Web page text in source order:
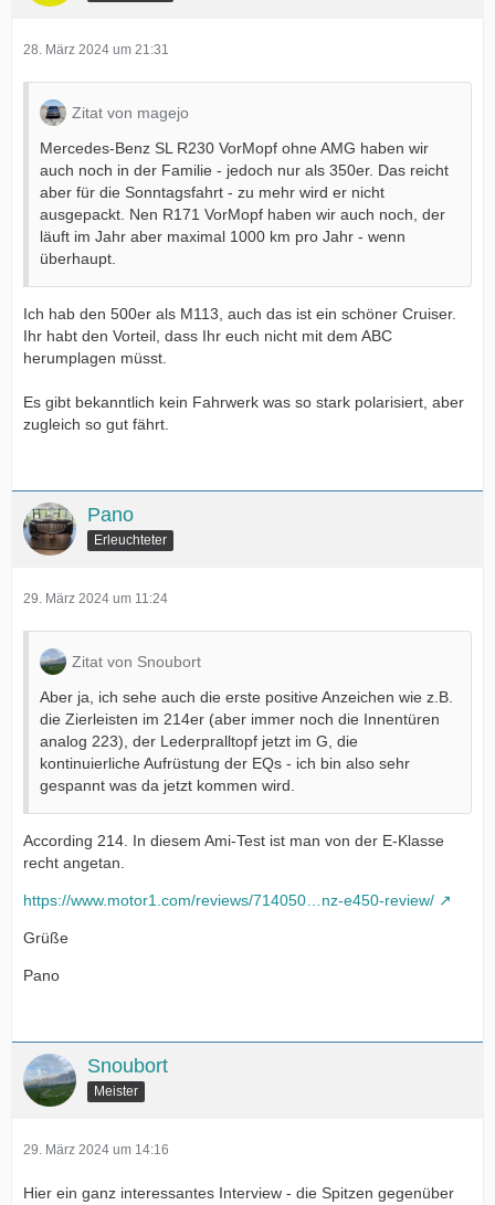
28. März 2024 um 21:31
Zitat von magejo
Mercedes-Benz SL R230 VorMopf ohne AMG haben wir
auch noch in der Familie - jedoch nur als 350er. Das reicht
aber für die Sonntagsfahrt - zu mehr wird er nicht
ausgepackt. Nen R171 VorMopf haben wir auch noch, der
läuft im Jahr aber maximal 1000 km pro Jahr - wenn
überhaupt.
Ich hab den 500er als M113, auch das ist ein schöner Cruiser.
Ihr habt den Vorteil, dass Ihr euch nicht mit dem ABC
herumplagen müsst.
Es gibt bekanntlich kein Fahrwerk was so stark polarisiert, aber
zugleich so gut fährt.
Pano
Erleuchteter
29. März 2024 um 11:24
Zitat von Snoubort
Aber ja, ich sehe auch die erste positive Anzeichen wie z.B.
die Zierleisten im 214er (aber immer noch die Innentüren
analog 223), der Lederpralltopf jetzt im G, die
kontinuierliche Aufrüstung der EQs - ich bin also sehr
gespannt was da jetzt kommen wird.
According 214. In diesem Ami-Test ist man von der E-Klasse
recht angetan.
https://www.motor1.com/reviews/714050…nz-e450-review/
Grüße
Pano
Snoubort
Meister
29. März 2024 um 14:16
Hier ein ganz interessantes Interview - die Spitzen gegenüber